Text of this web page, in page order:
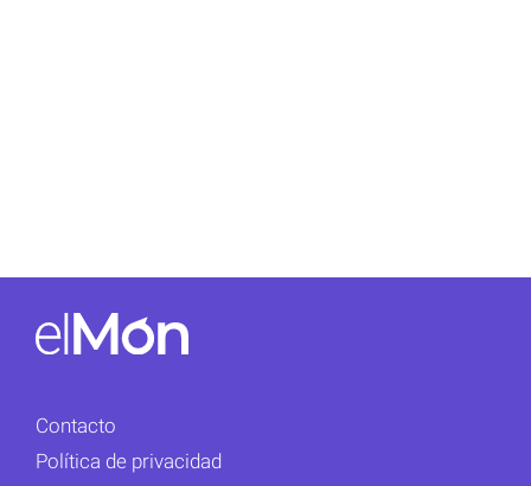
Contacto
Política de privacidad